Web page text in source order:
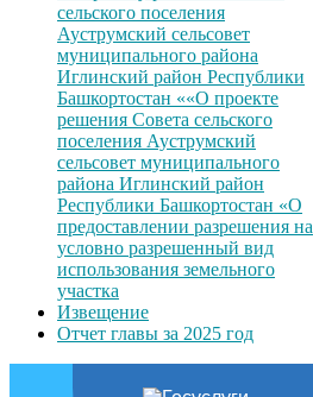
сельского поселения
Ауструмский сельсовет
муниципального района
Иглинский район Республики
Башкортостан ««О проекте
решения Совета сельского
поселения Ауструмский
сельсовет муниципального
района Иглинский район
Республики Башкортостан «О
предоставлении разрешения на
условно разрешенный вид
использования земельного
участка
Извещение
Отчет главы за 2025 год